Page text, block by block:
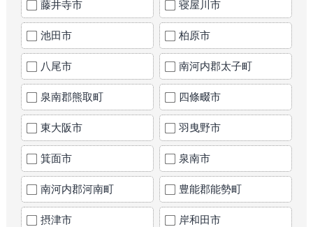
藤井寺市 寝屋川市
池田市 柏原市
八尾市 南河内郡太子町
泉南郡熊取町 四條畷市
東大阪市 羽曳野市
箕面市 泉南市
南河内郡河南町 豊能郡能勢町
摂津市 岸和田市